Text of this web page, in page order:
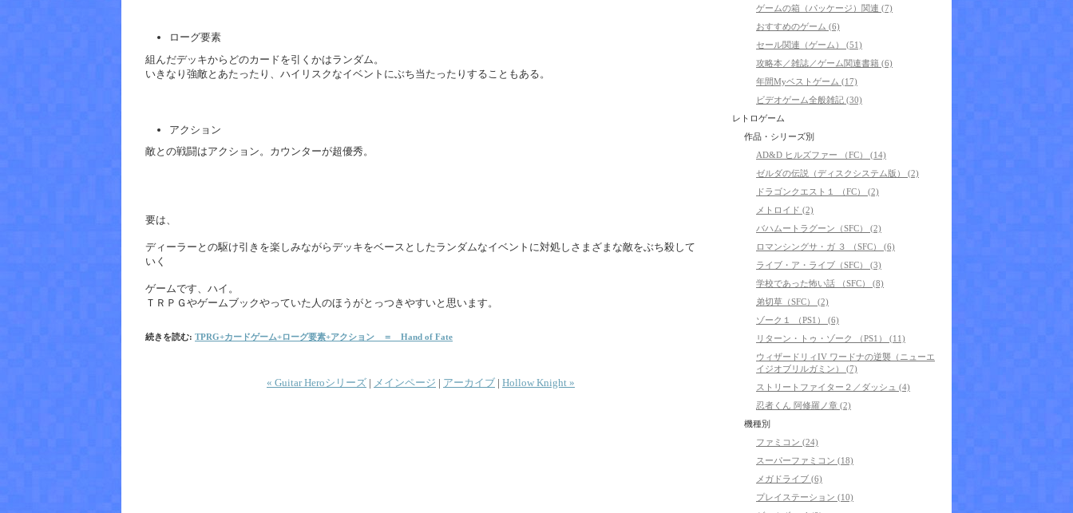
ローグ要素
組んだデッキからどのカードを引くかはランダム。
いきなり強敵とあたったり、ハイリスクなイベントにぶち当たったりすることもある。
アクション
敵との戦闘はアクション。カウンターが超優秀。
要は、
ディーラーとの駆け引きを楽しみながらデッキをベースとしたランダムなイベントに対処しさまざまな敵をぶち殺して
いく
ゲームです、ハイ。
ＴＲＰＧやゲームブックやっていた人のほうがとっつきやすいと思います。
続きを読む: TPRG+カードゲーム+ローグ要素+アクション ＝ Hand of Fate
« Guitar Heroシリーズ | メインページ | アーカイブ | Hollow Knight »
ゲームの箱（パッケージ）関連 (7)
おすすめのゲーム (6)
セール関連（ゲーム） (51)
攻略本／雑誌／ゲーム関連書籍 (6)
年間Myベストゲーム (17)
ビデオゲーム全般雑記 (30)
レトロゲーム
作品・シリーズ別
AD&D ヒルズファー （FC） (14)
ゼルダの伝説（ディスクシステム版） (2)
ドラゴンクエスト１ （FC） (2)
メトロイド (2)
バハムートラグーン（SFC） (2)
ロマンシングサ・ガ ３ （SFC） (6)
ライブ・ア・ライブ（SFC） (3)
学校であった怖い話 （SFC） (8)
弟切草（SFC） (2)
ゾーク１ （PS1） (6)
リターン・トゥ・ゾーク （PS1） (11)
ウィザードリィIV ワードナの逆襲（ニューエ
イジオブリルガミン） (7)
ストリートファイター２／ダッシュ (4)
忍者くん 阿修羅ノ章 (2)
機種別
ファミコン (24)
スーパーファミコン (18)
メガドライブ (6)
プレイステーション (10)